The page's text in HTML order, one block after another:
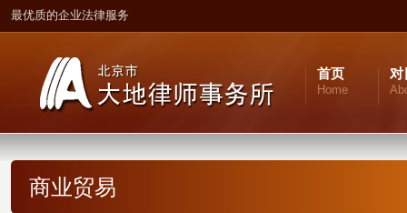
最优质的企业法律服务
首页
Home
商业贸易